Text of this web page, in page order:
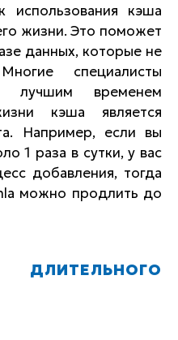
использования кэша
жизни. Это поможет
данных, которые не
специалисты
лучшим временем
кэша является
Например, если вы
1 раза в сутки, у вас
добавления, тогда
можно продлить до